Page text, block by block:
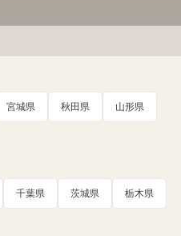
宮城県 秋田県 山形県
千葉県 茨城県 栃木県